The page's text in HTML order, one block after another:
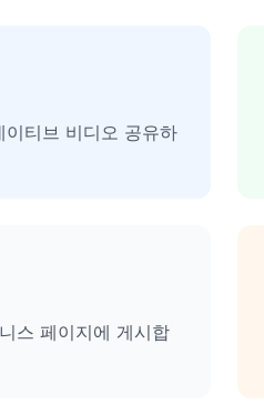
티브 비디오 공유하
스 페이지에 게시합